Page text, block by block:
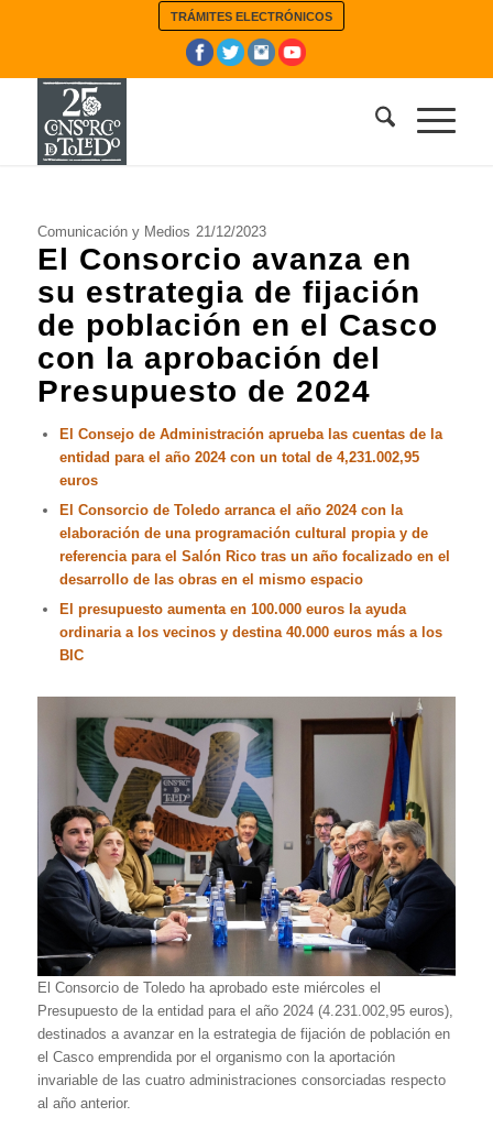
TRÁMITES ELECTRÓNICOS
Comunicación y Medios 21/12/2023
El Consorcio avanza en
su estrategia de fijación
de población en el Casco
con la aprobación del
Presupuesto de 2024
El Consejo de Administración aprueba las cuentas de la
entidad para el año 2024 con un total de 4,231.002,95
euros
El Consorcio de Toledo arranca el año 2024 con la
elaboración de una programación cultural propia y de
referencia para el Salón Rico tras un año focalizado en el
desarrollo de las obras en el mismo espacio
El presupuesto aumenta en 100.000 euros la ayuda
ordinaria a los vecinos y destina 40.000 euros más a los
BIC
El Consorcio de Toledo ha aprobado este miércoles el
Presupuesto de la entidad para el año 2024 (4.231.002,95 euros),
destinados a avanzar en la estrategia de fijación de población en
el Casco emprendida por el organismo con la aportación
invariable de las cuatro administraciones consorciadas respecto
al año anterior.